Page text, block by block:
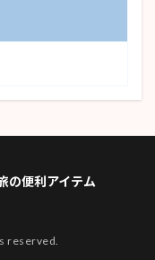
の便利アイテム
reserved.